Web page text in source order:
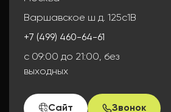
Варшавское ш д. 125с1В
+7 (499) 460-64-61
с 09:00 до 21:00, без
выходных
Сайт Звонок